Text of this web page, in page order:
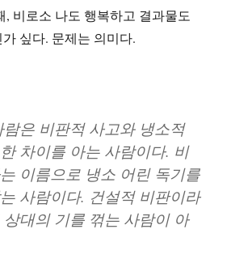
, 비로소 나도 행복하고 결과물도
싶다. 문제는 의미다.
람은 비판적 사고와 냉소적
차이를 아는 사람이다. 비
이름으로 냉소 어린 독기를
사람이다. 건설적 비판이라
대의 기를 꺾는 사람이 아